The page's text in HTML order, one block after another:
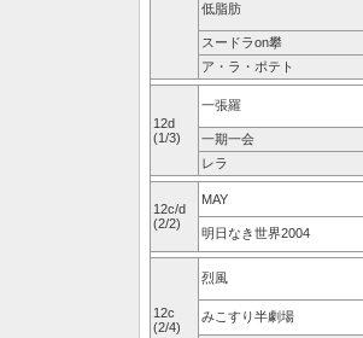
低脂肪
スードラon攀
ア・ラ・ポテト
12d
(1/3)
一張羅
一期一会
レラ
12c/d
(2/2)
MAY
明日なき世界2004
12c
(2/4)
烈風
みこすり半劇場